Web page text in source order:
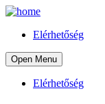
Elérhetőség
Open Menu
Elérhetőség